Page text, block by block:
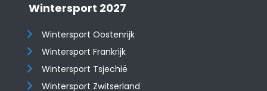
Wintersport 2027
Wintersport Oostenrijk
Wintersport Frankrijk
Wintersport Tsjechië
Wintersport Zwitserland